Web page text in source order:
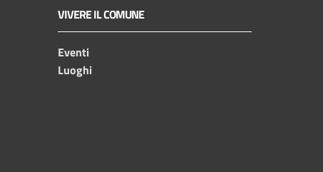
VIVERE IL COMUNE
Eventi
Luoghi